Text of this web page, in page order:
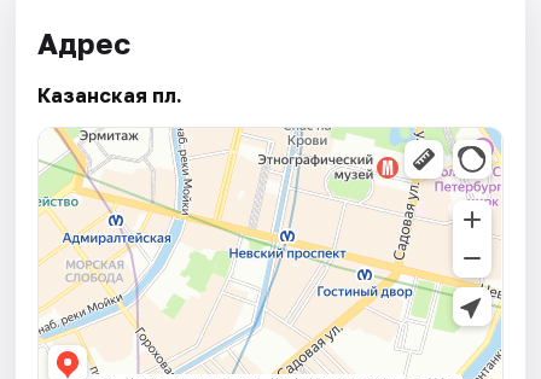
Адрес
Казанская пл.